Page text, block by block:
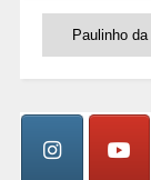
CANTORES